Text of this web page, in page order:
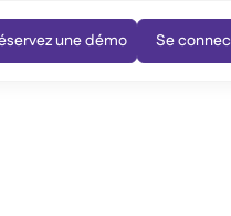
une démo Se